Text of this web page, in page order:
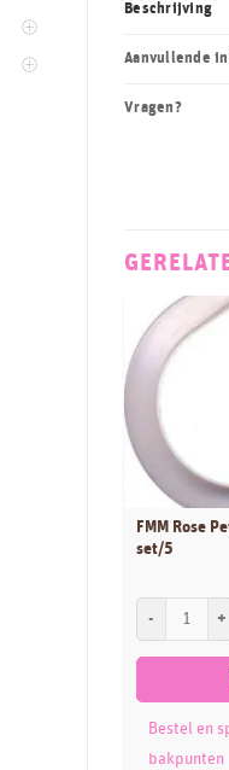
Beschrijving
Aanvullende
Vragen?
FMM Rose
set/5
Bestel en
bakpunten